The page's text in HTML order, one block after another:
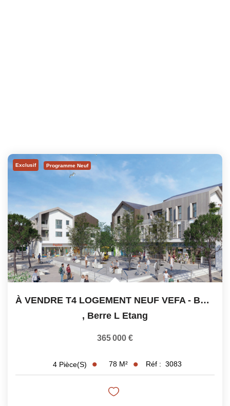
Exclusif Programme Neuf
À VENDRE T4 LOGEMENT NEUF VEFA - BERRE L'ETANG
, Berre L Etang
365 000 €
4 Pièce(s) 78 M² Réf : 3083